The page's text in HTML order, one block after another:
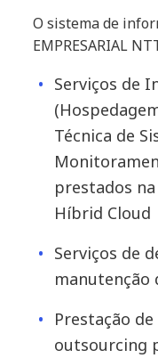
O sistema de
EMPRESARIAL
Serviços de
Técnica de
prestados
Híbrid Cloud
Serviços de
manutenção
Prestação
outsourcing